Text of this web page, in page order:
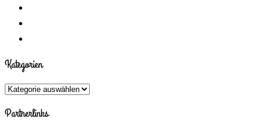
Kategorien
Kategorien
Partnerlinks